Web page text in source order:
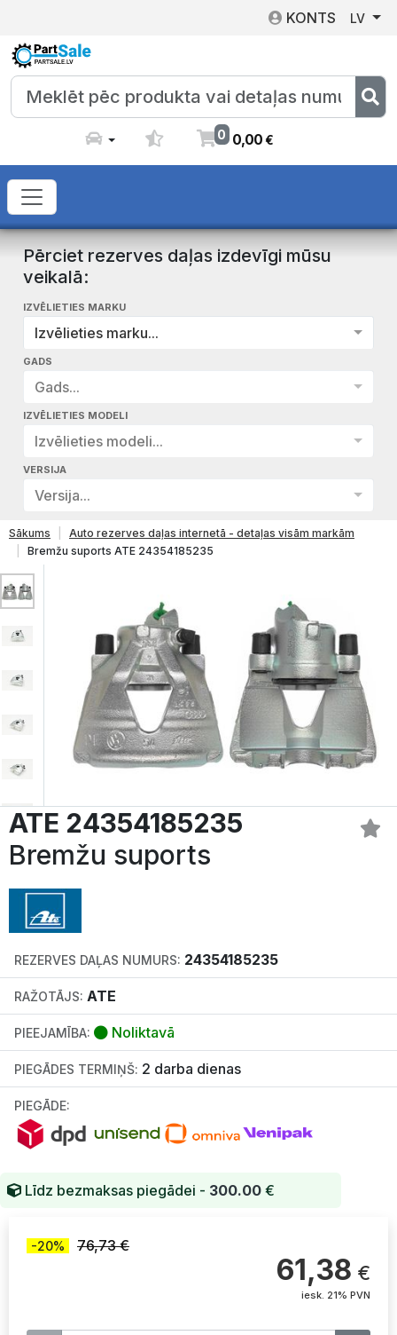
KONTS LV
0 0,00€
Pērciet rezerves daļas izdevīgi mūsu
veikalā:
IZVĒLIETIES MARKU
Izvēlieties marku...
GADS
Gads...
IZVĒLIETIES MODELI
Izvēlieties modeli...
VERSIJA
Versija...
Sākums
Auto rezerves daļas internetā - detaļas visām markām
Bremžu suports ATE 24354185235
ATE 24354185235
Bremžu suports
REZERVES DAĻAS NUMURS: 24354185235
RAŽOTĀJS: ATE
PIEEJAMĪBA: Noliktavā
PIEGĀDES TERMIŅŠ: 2 darba dienas
PIEGĀDE:
Līdz bezmaksas piegādei - 300.00 €
-20% 76,73 €
61,38 €
iesk. 21% PVN